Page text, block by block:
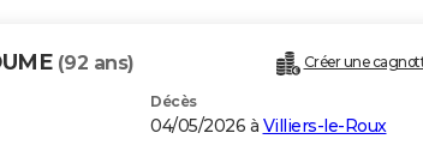
(92 ans) Créer une
Décès
04/05/2026 à Villiers-le-Roux